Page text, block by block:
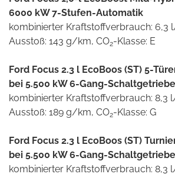
6000 kW 7-Stufen-Automatik
kombinierter Kraftstoffverbrauch: 6,3
Ausstoß: 143 g/km, CO2-Klasse: E
Ford Focus 2.3 l EcoBoos (ST) 5-
bei 5.500 kW 6-Gang-Schaltgetriebe
kombinierter Kraftstoffverbrauch: 8,3
Ausstoß: 189 g/km, CO2-Klasse: G
Ford Focus 2.3 l EcoBoos (ST)
bei 5.500 kW 6-Gang-Schaltgetriebe
kombinierter Kraftstoffverbrauch: 8,3